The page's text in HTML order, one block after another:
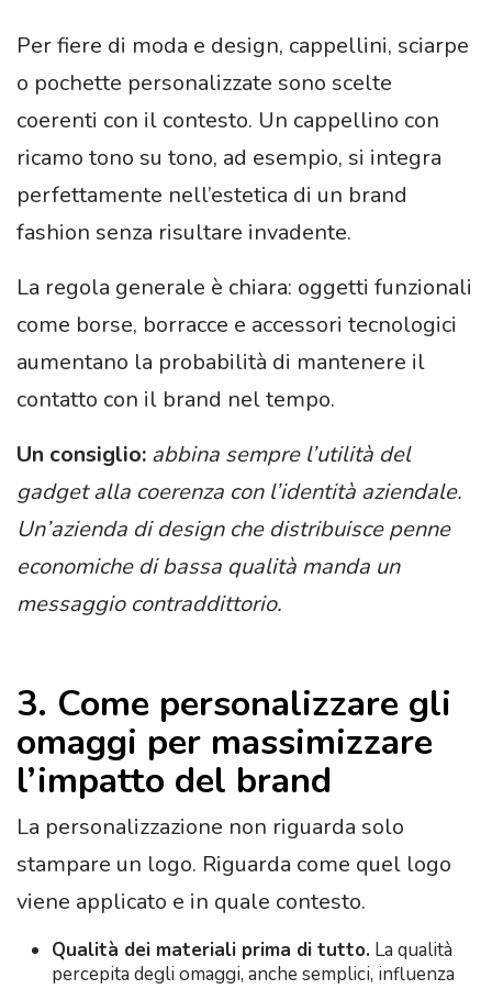
Per fiere di moda e design, cappellini, sciarpe
o pochette personalizzate sono scelte
coerenti con il contesto. Un cappellino con
ricamo tono su tono, ad esempio, si integra
perfettamente nell’estetica di un brand
fashion senza risultare invadente.
La regola generale è chiara: oggetti funzionali
come borse, borracce e accessori tecnologici
aumentano la probabilità di mantenere il
contatto con il brand nel tempo.
Un consiglio: abbina sempre l’utilità del
gadget alla coerenza con l’identità aziendale.
Un’azienda di design che distribuisce penne
economiche di bassa qualità manda un
messaggio contraddittorio.
3. Come personalizzare gli
omaggi per massimizzare
l’impatto del brand
La personalizzazione non riguarda solo
stampare un logo. Riguarda come quel logo
viene applicato e in quale contesto.
Qualità dei materiali prima di tutto. La qualità
percepita degli omaggi, anche semplici, influenza